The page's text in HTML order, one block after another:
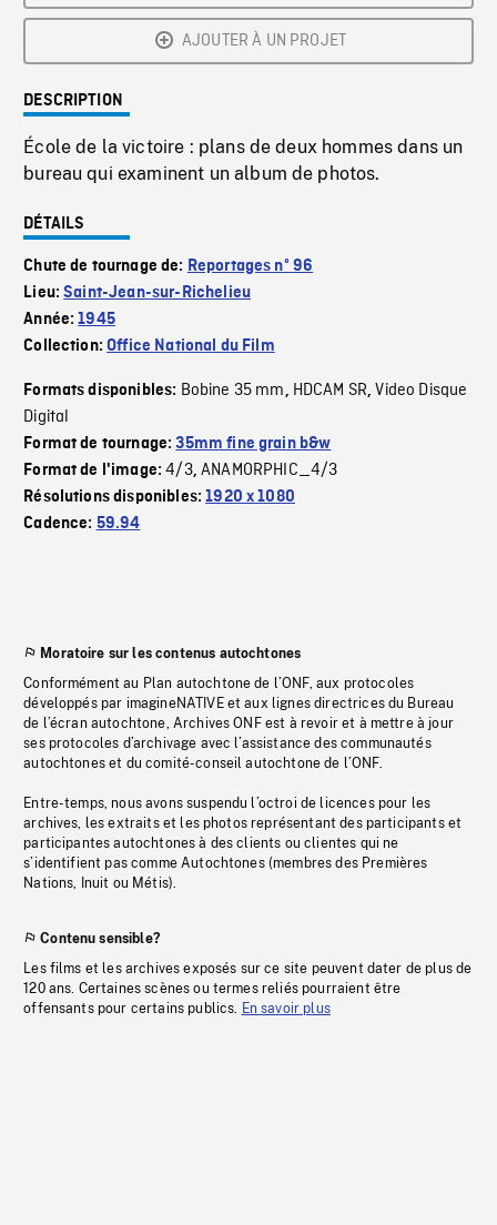
AJOUTER À UN PROJET
DESCRIPTION
École de la victoire : plans de deux hommes dans un
bureau qui examinent un album de photos.
DÉTAILS
Chute de tournage de: Reportages nº 96
Lieu:Saint-Jean-sur-Richelieu
Année:1945
Collection:Office National du Film
Formats disponibles: Bobine 35 mm, HDCAM SR,Video Disque
Digital
Format de tournage:35mm fine grain b&w
Format de l'image:4/3,ANAMORPHIC_4/3
Résolutions disponibles:1920 x 1080
Cadence: 59.94
Moratoire sur les contenus autochtones
Conformément au Plan autochtone de l’ONF, aux protocoles
développés par imagineNATIVE et aux lignes directrices du Bureau
de l’écran autochtone, Archives ONF est à revoir et à mettre à jour
ses protocoles d’archivage avec l’assistance des communautés
autochtones et du comité-conseil autochtone de l’ONF.
Entre-temps, nous avons suspendu l’octroi de licences pour les
archives, les extraits et les photos représentant des participants et
participantes autochtones à des clients ou clientes qui ne
s’identifient pas comme Autochtones (membres des Premières
Nations, Inuit ou Métis).
Contenu sensible?
Les films et les archives exposés sur ce site peuvent dater de plus de
120 ans. Certaines scènes ou termes reliés pourraient être
offensants pour certains publics. En savoir plus